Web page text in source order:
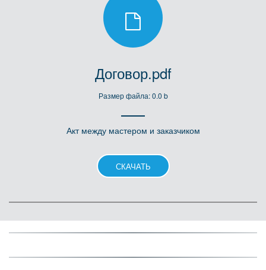
Договор.pdf
Размер файла: 0.0 b
Акт между мастером и заказчиком
СКАЧАТЬ